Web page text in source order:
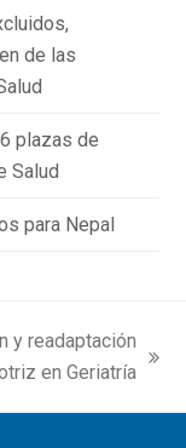
de las
plazas de
Salud
para Nepal
y readaptación
en Geriatría